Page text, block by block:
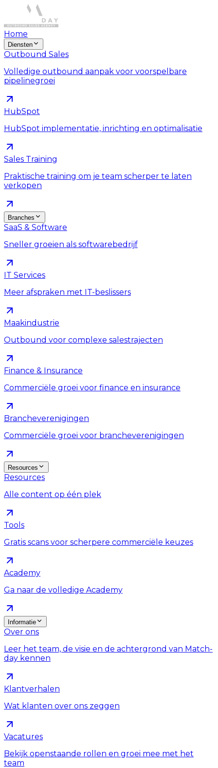
Home
Diensten
Outbound Sales
Volledige outbound aanpak voor voorspelbare
pipelinegroei
HubSpot
HubSpot implementatie, inrichting en optimalisatie
Sales Training
Praktische training om je team scherper te laten
verkopen
Branches
SaaS & Software
Sneller groeien als softwarebedrijf
IT Services
Meer afspraken met IT-beslissers
Maakindustrie
Outbound voor complexe salestrajecten
Finance & Insurance
Commerciële groei voor finance en insurance
Brancheverenigingen
Commerciële groei voor brancheverenigingen
Resources
Resources
Alle content op één plek
Tools
Gratis scans voor scherpere commerciële keuzes
Academy
Ga naar de volledige Academy
Informatie
Over ons
Leer het team, de visie en de achtergrond van Match-
day kennen
Klantverhalen
Wat klanten over ons zeggen
Vacatures
Bekijk openstaande rollen en groei mee met het
team